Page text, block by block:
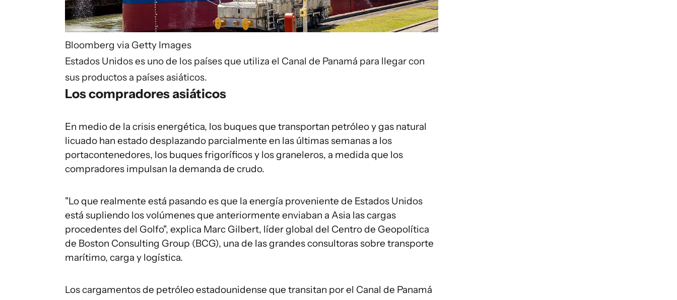
Bloomberg via Getty Images
Estados Unidos es uno de los países que utiliza el Canal de Panamá para llegar con
sus productos a países asiáticos.
Los compradores asiáticos
En medio de la crisis energética, los buques que transportan petróleo y gas natural
licuado han estado desplazando parcialmente en las últimas semanas a los
portacontenedores, los buques frigoríficos y los graneleros, a medida que los
compradores impulsan la demanda de crudo.
"Lo que realmente está pasando es que la energía proveniente de Estados Unidos
está supliendo los volúmenes que anteriormente enviaban a Asia las cargas
procedentes del Golfo", explica Marc Gilbert, líder global del Centro de Geopolítica
de Boston Consulting Group (BCG), una de las grandes consultoras sobre transporte
marítimo, carga y logística.
Los cargamentos de petróleo estadounidense que transitan por el Canal de Panamá